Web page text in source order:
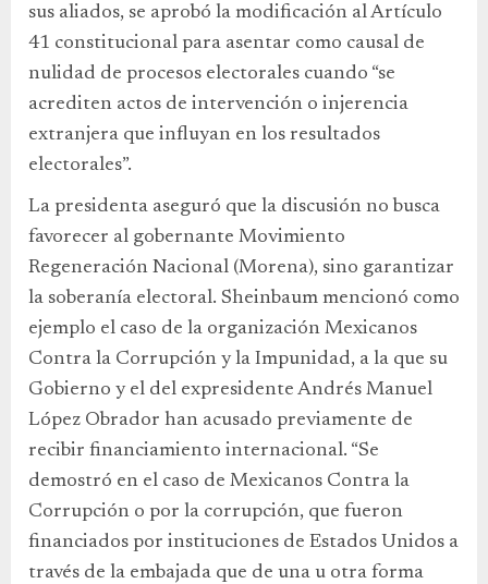
sus aliados, se aprobó la modificación al Artículo
41 constitucional para asentar como causal de
nulidad de procesos electorales cuando “se
acrediten actos de intervención o injerencia
extranjera que influyan en los resultados
electorales”.
La presidenta aseguró que la discusión no busca
favorecer al gobernante Movimiento
Regeneración Nacional (Morena), sino garantizar
la soberanía electoral. Sheinbaum mencionó como
ejemplo el caso de la organización Mexicanos
Contra la Corrupción y la Impunidad, a la que su
Gobierno y el del expresidente Andrés Manuel
López Obrador han acusado previamente de
recibir financiamiento internacional. “Se
demostró en el caso de Mexicanos Contra la
Corrupción o por la corrupción, que fueron
financiados por instituciones de Estados Unidos a
través de la embajada que de una u otra forma